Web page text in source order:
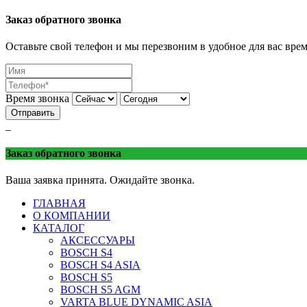
Заказ обратного звонка
Оставьте свой телефон и мы перезвоним в удобное для вас
Время звонка
Отправить
Заказ обратного звонка
Ваша заявка принята. Ожидайте звонка.
ГЛАВНАЯ
О КОМПАНИИ
КАТАЛОГ
АКСЕССУАРЫ
BOSCH S4
BOSCH S4 ASIA
BOSCH S5
BOSCH S5 AGM
VARTA BLUE DYNAMIC ASIA